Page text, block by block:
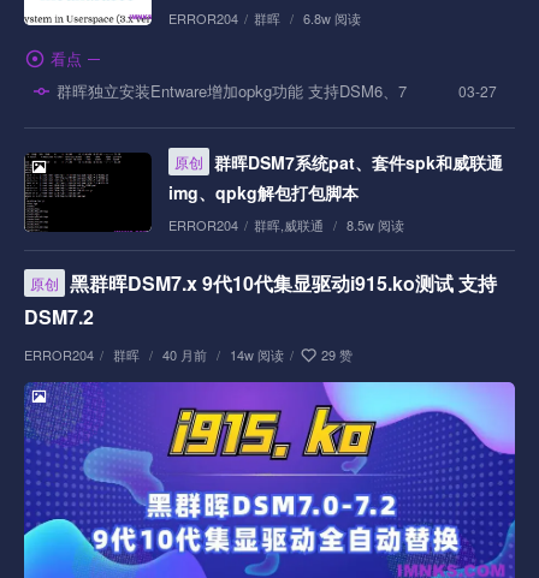
ERROR204 / 群晖 / 6.8w 阅读
看点
群晖独立安装Entware增加opkg功能 支持DSM6、7
03-27
原创 群晖DSM7系统pat、套件spk和威联通
img、qpkg解包打包脚本
ERROR204 / 群晖,威联通 / 8.5w 阅读
原创 黑群晖DSM7.x 9代10代集显驱动i915.ko测试 支持
DSM7.2
ERROR204 / 群晖 / 40 月前 / 14w 阅读 / 29 赞